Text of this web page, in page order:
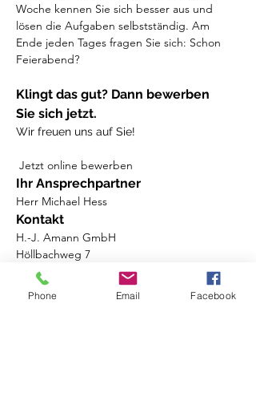
Woche kennen Sie sich besser aus und
lösen die Aufgaben selbstständig. Am
Ende jeden Tages fragen Sie sich: Schon
Feierabend?
Klingt das gut? Dann bewerben
Sie sich jetzt.
Wir freuen uns auf Sie!
Jetzt online bewerben
Ihr Ansprechpartner
Herr Michael Hess
Kontakt
H.-J. Amann GmbH
Höllbachweg 7
95111 Rehau
+49 9283 85 9 0
bewerbung@amann-gmbh.de
Phone Email Facebook